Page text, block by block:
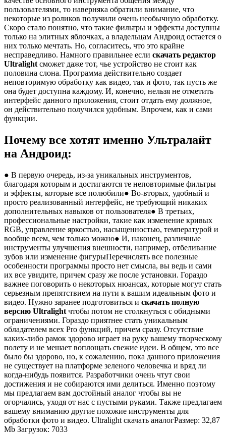
пользователями, то наверняка обратили внимание, что
некоторые из роликов получили очень необычную обработку.
Скоро стало понятно, что такие фильтры и эффекты доступны
только на элитных яблочках, а владельцам Андроид остается о
них только мечтать. Но, согласитесь, что это крайне
несправедливо. Намного правильнее если скачать редактор
Ultralight сможет даже тот, чье устройство не стоит как
половина слона. Программа действительно создает
неповторимую обработку как видео, так и фото, так пусть же
она будет доступна каждому. И, конечно, нельзя не отметить
интерфейс данного приложения, стоит отдать ему должное,
он действительно получился удобным. Впрочем, как и сами
функции.
Почему все хотят именно Ультралайт
на Андроид:
● В первую очередь, из-за уникальных инструментов,
благодаря которым и достигаются те неповторимые фильтры
и эффекты, которые все полюбили● Во-вторых, удобный и
просто реализованный интерфейс, не требующий никаких
дополнительных навыков от пользователя● В третьих,
профессиональные настройки, такие как изменение кривых
RGB, управление яркостью, насыщенностью, температурой и
вообще всем, чем только можно● И, наконец, различные
инструменты улучшения внешности, например, отбеливание
зубов или изменение фигурыПеречислять все полезные
особенности программы просто нет смысла, вы ведь и сами
их все увидите, причем сразу же после установки. Гораздо
важнее поговорить о некоторых нюансах, которые могут стать
серьезным препятствием на пути к вашим идеальным фото и
видео. Нужно заранее подготовиться и скачать полную
версию Ultralight чтобы потом не столкнуться с обидными
ограничениями. Гораздо приятнее стать уникальным
обладателем всех Pro функций, причем сразу. Отсутствие
каких-либо рамок здорово играет на руку вашему творческому
полету и не мешает воплощать свежие идеи. В общем, это все
было бы здорово, но, к сожалению, пока данного приложения
не существует на платформе зеленого человечка и вряд ли
когда-нибудь появится. Разработчики очень чтут свои
достижения и не собираются ими делиться. Именно поэтому
мы предлагаем вам достойный аналог чтобы вы не
огорчались, уходя от нас с пустыми руками. Также предлагаем
вашему вниманию другие похожие инструменты для
обработки фото и видео. Ultralight скачать аналогРазмер: 32,87
Mb Загрузок: 7033